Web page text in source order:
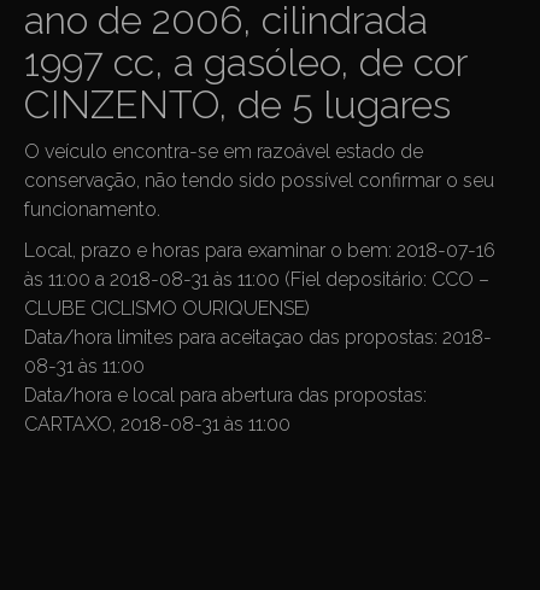
ano de 2006, cilindrada
1997 cc, a gasóleo, de cor
CINZENTO, de 5 lugares
O veículo encontra-se em razoável estado de
conservação, não tendo sido possível confirmar o seu
funcionamento.
Local, prazo e horas para examinar o bem: 2018-07-16
às 11:00 a 2018-08-31 às 11:00 (Fiel depositário: CCO –
CLUBE CICLISMO OURIQUENSE)
Data/hora limites para aceitaçao das propostas: 2018-
08-31 às 11:00
Data/hora e local para abertura das propostas:
CARTAXO, 2018-08-31 às 11:00